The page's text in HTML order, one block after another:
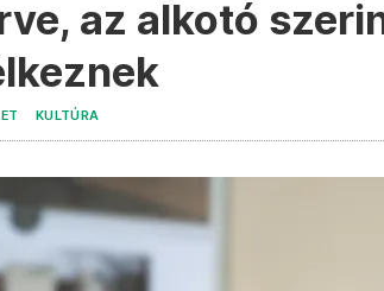
az alkotó
KULTÚRA